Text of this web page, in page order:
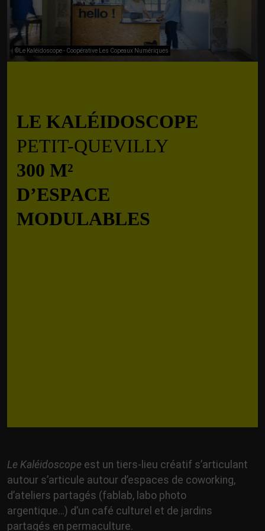
LE KALÉIDOSCOPE
PETIT-QUEVILLY
300 M²
D’ESPACE
MODULABLES
©Le Kaléidoscope - Coopérative Les Copeaux Numériques
Le Kaléidoscope est un tiers-lieu créatif s’articulant
autour s’articule autour d’espaces de coworking,
d’ateliers partagés (fablab, labo photo
argentique…) d’un café culturel et de jardins
partagés en permaculture.